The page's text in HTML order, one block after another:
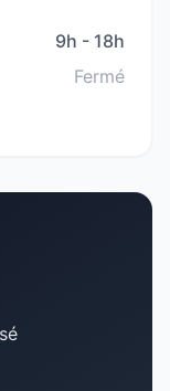
9h - 18h
Fermé